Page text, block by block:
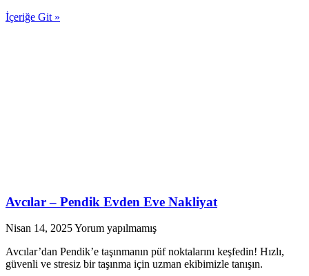
İçeriğe Git »
Avcılar – Pendik Evden Eve Nakliyat
Nisan 14, 2025Yorum yapılmamış
Avcılar’dan Pendik’e taşınmanın püf noktalarını keşfedin! Hızlı,
güvenli ve stresiz bir taşınma için uzman ekibimizle tanışın.